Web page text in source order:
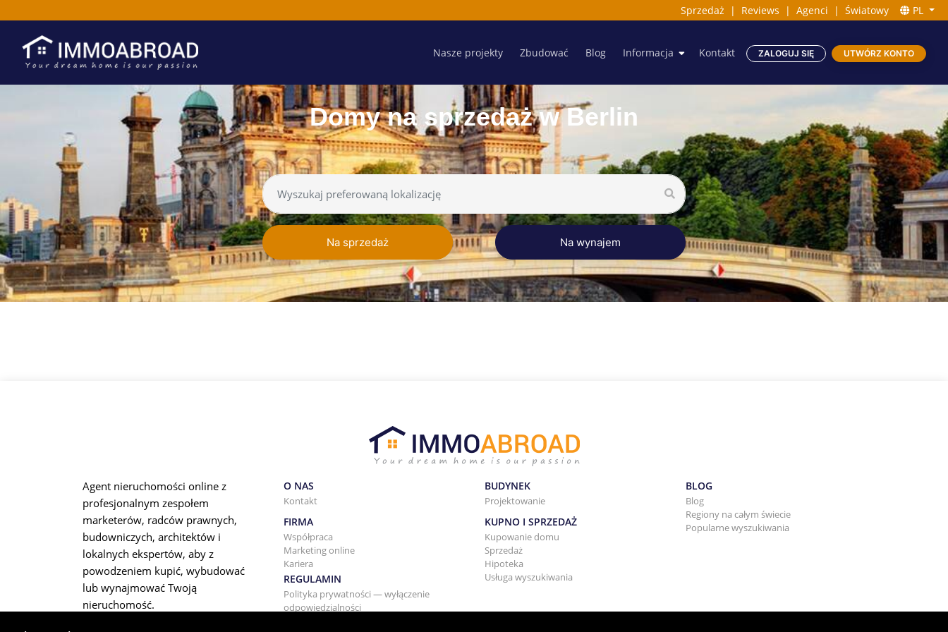
Sprzedaż | Reviews | Agenci | Światowy PL
Nasze projekty Zbudować Blog Informacja Kontakt ZALOGUJ SIĘ UTWÓRZ KONTO
Domy na sprzedaż w Berlin
Na sprzedaż Na wynajem
Agent nieruchomości online z
profesjonalnym zespołem
marketerów, radców prawnych,
budowniczych, architektów i
lokalnych ekspertów, aby z
powodzeniem kupić, wybudować
lub wynajmować Twoją
nieruchomość.
O NAS
Kontakt
FIRMA
Współpraca
Marketing online
Kariera
REGULAMIN
Polityka prywatności — wyłączenie
odpowiedzialności
BUDYNEK
Projektowanie
KUPNO I SPRZEDAŻ
Kupowanie domu
Sprzedaż
Hipoteka
Usługa wyszukiwania
BLOG
Blog
Regiony na całym świecie
Popularne wyszukiwania